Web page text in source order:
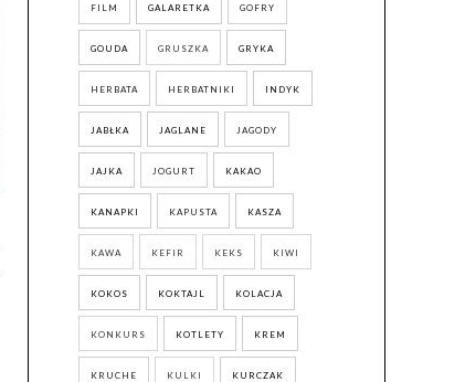
FILM GALARETKA GOFRY
GOUDA GRUSZKA GRYKA
HERBATA HERBATNIKI INDYK
JABŁKA JAGLANE JAGODY
JAJKA JOGURT KAKAO
KANAPKI KAPUSTA KASZA
KAWA KEFIR KEKS KIWI
KOKOS KOKTAJL KOLACJA
KONKURS KOTLETY KREM
KRUCHE KULKI KURCZAK